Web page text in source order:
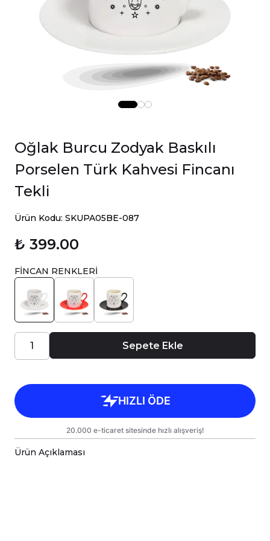
Oğlak Burcu Zodyak Baskılı
Porselen Türk Kahvesi Fincanı
Tekli
Ürün Kodu: SKUPA05BE-087
₺ 399.00
FİNCAN RENKLERİ
Sepete Ekle
Ürün Açıklaması